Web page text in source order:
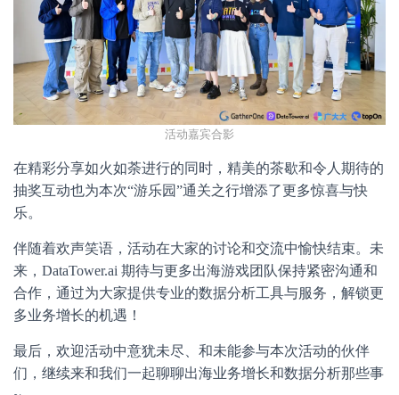
活动嘉宾合影
在精彩分享如火如荼进行的同时，精美的茶歇和令人期待的
抽奖互动也为本次“游乐园”通关之行增添了更多惊喜与快
乐。
伴随着欢声笑语，活动在大家的讨论和交流中愉快结束。未
来，DataTower.ai 期待与更多出海游戏团队保持紧密沟通和
合作，通过为大家提供专业的数据分析工具与服务，解锁更
多业务增长的机遇！
最后，欢迎活动中意犹未尽、和未能参与本次活动的伙伴
们，继续来和我们一起聊聊出海业务增长和数据分析那些事